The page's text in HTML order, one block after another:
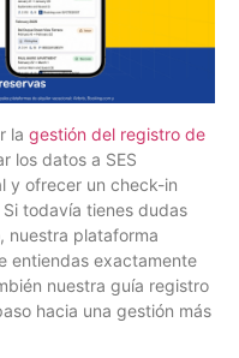
la gestión del registro de
los datos a SES
y ofrecer un check-in
todavía tienes dudas
nuestra plataforma
entiendas exactamente
nuestra guía registro
hacia una gestión más